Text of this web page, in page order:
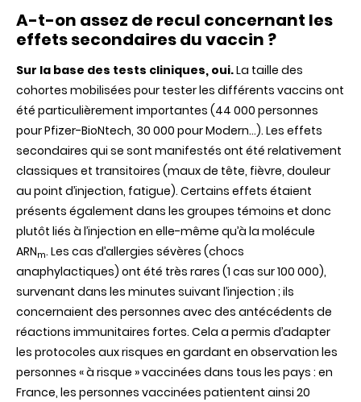
A-t-on assez de recul concernant les
effets secondaires du vaccin ?
Sur la base des tests cliniques, oui.La taille des
cohortes mobilisées pour tester les différents vaccins ont
été particulièrement importantes (44 000 personnes
pour Pfizer-BioNtech, 30 000 pour Modern...). Les effets
secondaires qui se sont manifestés ont été relativement
classiques et transitoires (maux de tête, fièvre, douleur
au point d’injection, fatigue). Certains effets étaient
présents également dans les groupes témoins et donc
plutôt liés à l’injection en elle-même qu’à la molécule
ARNm. Les cas d’allergies sévères (chocs
anaphylactiques) ont été très rares (1 cas sur 100 000),
survenant dans les minutes suivant l’injection ; ils
concernaient des personnes avec des antécédents de
réactions immunitaires fortes. Cela a permis d’adapter
les protocoles aux risques en gardant en observation les
personnes « à risque » vaccinées dans tous les pays : en
France, les personnes vaccinées patientent ainsi 20